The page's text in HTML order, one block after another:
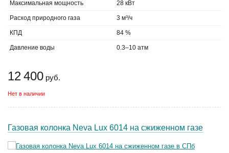
Максимальная мощность 28 кВт
Расход природного газа 3 м³/ч
КПД 84 %
Давление воды 0.3–10 атм
12 400 руб.
Нет в наличии
Газовая колонка Neva Lux 6014 на сжиженном газе